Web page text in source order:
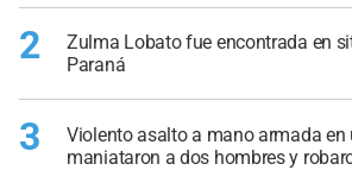
2
Zulma Lobato fue encontrada en
Paraná
3
Violento asalto a mano armada en
maniataron a dos hombres y